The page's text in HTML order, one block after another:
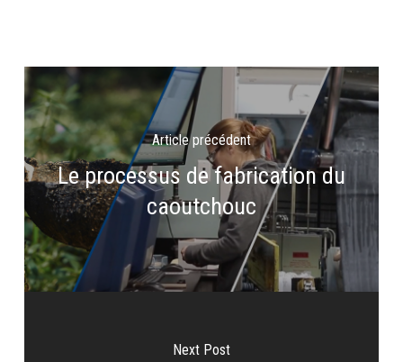
Article précédent
Le processus de fabrication du
caoutchouc
Next Post